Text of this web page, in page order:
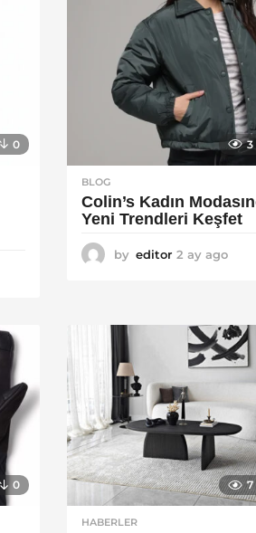
0 3
BLOG
Colin’s Kadın
Yeni Trendleri Keşfet
by editor 2 ay ago3
g
o
0 7
HABERLER